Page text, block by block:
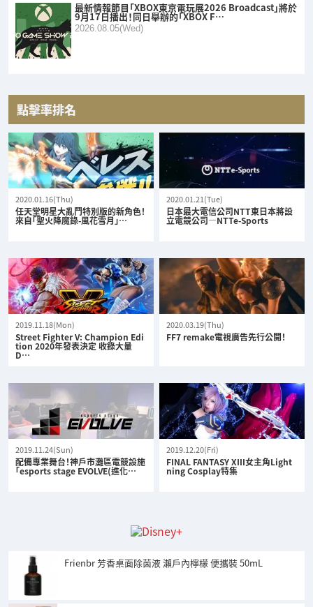
最新情報節目「XBOX東京電玩展2026 Broadcast」將於
9月17日播出！同日舉辦的「XBOX F…
2026.08.05(Wed)
點擊率排名
2020.01.16(Thu)
任天堂明星大亂鬥特別版的新角色！
來自「聖火降魔錄-風花雪月」…
2020.01.21(Tue)
日本最大電信公司NTT東日本將設
立電競公司—NTTe-Sports
2019.11.18(Mon)
Street Fighter V: Champion Edi
tion 2020年發表決定 收錄大量
D…
2020.03.19(Thu)
FF7 remake電視廣告先行公開！
2019.11.24(Sun)
配備專業舞台！神戶市灘區電競設施
「esports stage EVOLVE(進化…
2019.12.20(Fri)
FINAL FANTASY XIII女主角Light
ning Cosplay特集
Frienbr 芳香桌面除菌液 瀨戶內檸檬 便攜裝 50mL